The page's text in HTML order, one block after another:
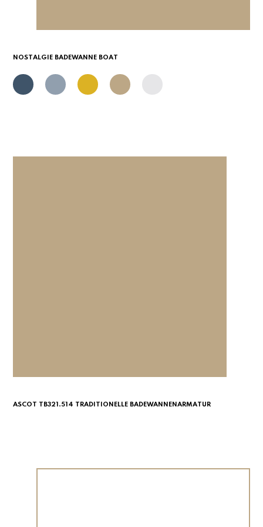
NOSTALGIE BADEWANNE BOAT
ASCOT TB321.514 TRADITIONELLE BADEWANNENARMATUR